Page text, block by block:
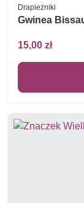
Drapieżniki
Gwinea
15,00 zł